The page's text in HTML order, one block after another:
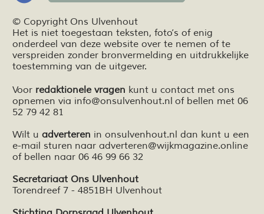
© Copyright Ons Ulvenhout
Het is niet toegestaan teksten, foto’s of enig
onderdeel van deze website over te nemen of te
verspreiden zonder bronvermelding en uitdrukkelijke
toestemming van de uitgever.
Voor redaktionele vragen kunt u contact met ons
opnemen via info@onsulvenhout.nl of bellen met 06
52 79 42 81
Wilt u adverteren in onsulvenhout.nl dan kunt u een
e-mail sturen naar adverteren@wijkmagazine.online
of bellen naar 06 46 99 66 32
Secretariaat Ons Ulvenhout
Torendreef 7 - 4851BH Ulvenhout